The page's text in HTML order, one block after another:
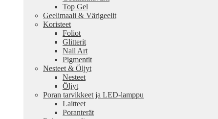
Top Gel
Geelimaali & Värigeelit
Koristeet
Foliot
Glitterit
Nail Art
Pigmentit
Nesteet & Öljyt
Nesteet
Öljyt
Poran tarvikkeet ja LED-lamppu
Laitteet
Poranterät